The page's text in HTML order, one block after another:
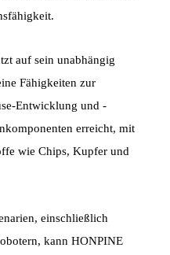
auf sein unabhängig
Fähigkeiten zur
Entwicklung und -
erreicht, mit
wie Chips, Kupfer und
einschließlich
kann HONPINE